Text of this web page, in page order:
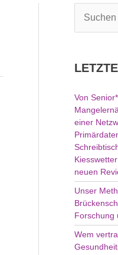
u
e
n
c
h
:
Von
einer
neuen
Unser
Forschung
Wem